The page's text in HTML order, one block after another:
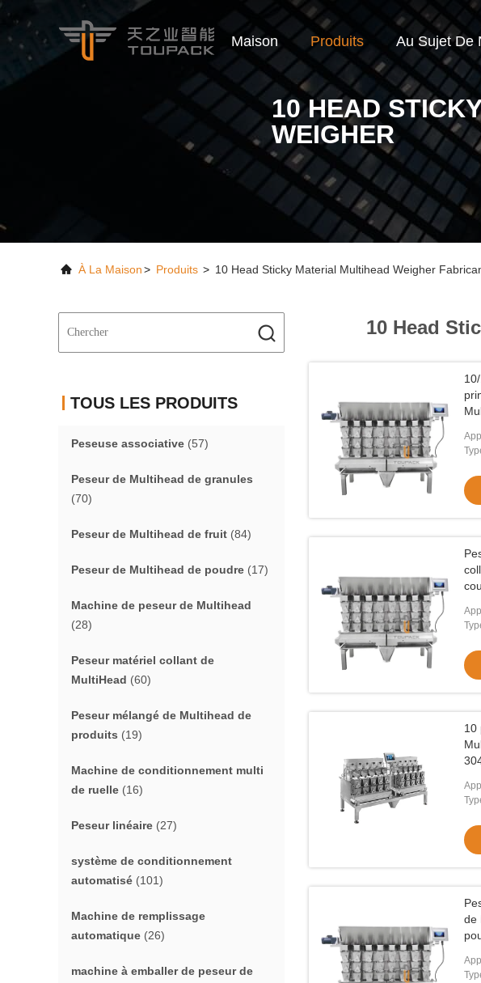
Maison Produits Au Sujet De
10 HEAD
WEIGHER
À La Maison> Produits > 10 Head Sticky Material Multihead Weigher
TOUS LES PRODUITS
Peseuse associative (57)
Peseur de Multihead de granules
(70)
Peseur de Multihead de fruit (84)
Peseur de Multihead de poudre (17)
Machine de peseur de Multihead
(28)
Peseur matériel collant de
MultiHead (60)
Peseur mélangé de Multihead de
produits (19)
Machine de conditionnement multi
de ruelle (16)
Peseur linéaire (27)
système de conditionnement
automatisé (101)
Machine de remplissage
automatique (26)
machine à emballer de peseur de
10 Head
10
de